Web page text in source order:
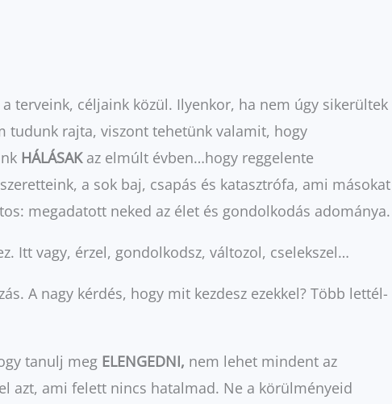
terveink, céljaink közül. Ilyenkor, ha nem úgy sikerültek
tudunk rajta, viszont tehetünk valamit, hogy
HÁLÁSAKaz elmúlt évben…hogy reggelente
a sok baj, csapás és katasztrófa, ami másokat
megadatott neked az élet és gondolkodás adománya.
Itt vagy, érzel, gondolkodsz, változol, cselekszel…
A nagy kérdés, hogy mit kezdesz ezekkel? Több lettél-
tanulj meg ELENGEDNI, nem lehet mindent az
azt, ami felett nincs hatalmad. Ne a körülményeid